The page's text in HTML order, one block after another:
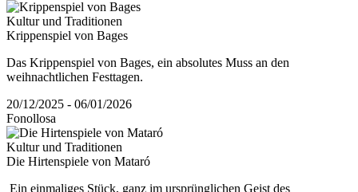
Kultur und Traditionen
Krippenspiel von Bages
Das Krippenspiel von Bages, ein absolutes Muss an den
weihnachtlichen Festtagen.
20/12/2025 - 06/01/2026
Fonollosa
Kultur und Traditionen
Die Hirtenspiele von Mataró
Ein einmaliges Stück, ganz im ursprünglichen Geist des